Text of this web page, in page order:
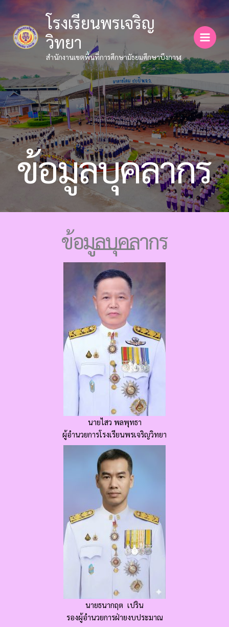
to
content
โรงเรียนพรเจริญ
วิทยา
สำนักงานเขตพื้นที่การศึกษามัธยมศึกษาบึงกาฬ
ข้อมูลบุคลากร
ข้อมูลบุคลากร
นายไสว พลพุทธา
ผู้อำนวยการโรงเรียนพรเจริญวิทยา
นายธนากฤต เปริน
รองผู้อำนวยการฝ่ายงบประมาณ